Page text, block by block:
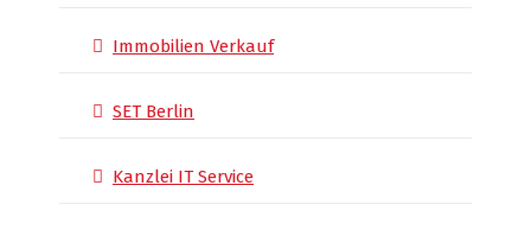
Immobilien Verkauf
SET Berlin
Kanzlei IT Service